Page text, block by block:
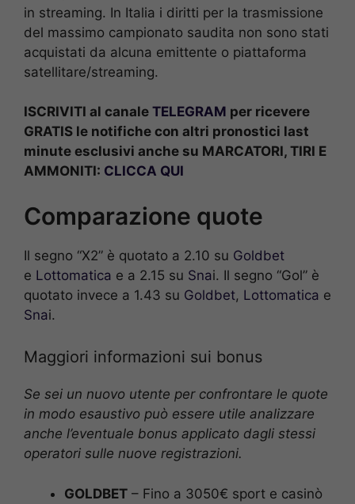
in streaming. In Italia i diritti per la trasmissione
del massimo campionato saudita non sono stati
acquistati da alcuna emittente o piattaforma
satellitare/streaming.
ISCRIVITI al canale TELEGRAM per ricevere
GRATIS le notifiche con altri pronostici last
minute esclusivi anche su MARCATORI, TIRI E
AMMONITI: CLICCA QUI
Comparazione quote
Il segno “X2” è quotato a 2.10 su Goldbet
e Lottomatica e a 2.15 su Snai. Il segno “Gol” è
quotato invece a 1.43 su Goldbet, Lottomatica e
Snai.
Maggiori informazioni sui bonus
Se sei un nuovo utente per confrontare le quote
in modo esaustivo può essere utile analizzare
anche l’eventuale bonus applicato dagli stessi
operatori sulle nuove registrazioni.
GOLDBET – Fino a 3050€ sport e casinò